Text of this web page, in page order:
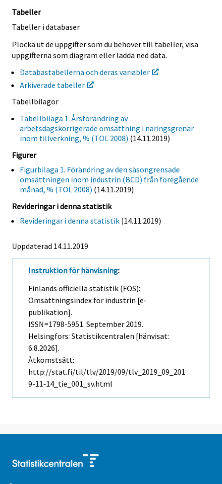
Tabeller
Tabeller i databaser
Plocka ut de uppgifter som du behöver till tabeller, visa
uppgifterna som diagram eller ladda ned data.
Databastabellerna och deras variabler
Arkiverade tabeller
Tabellbilagor
Tabellbilaga 1. Årsförändring av
arbetsdagskorrigerade omsättning i näringsgrenar
inom tillverkning, % (TOL 2008) (14.11.2019)
Figurer
Figurbilaga 1. Förändring av den säsongrensade
omsättningen inom industrin (BCD) från föregående
månad, % (TOL 2008) (14.11.2019)
Revideringar i denna statistik
Revideringar i denna statistik (14.11.2019)
Uppdaterad 14.11.2019
Instruktion för hänvisning:
Finlands officiella statistik (FOS):
Omsättningsindex för industrin [e-
publikation].
ISSN=1798-5951. September 2019.
Helsingfors: Statistikcentralen [hänvisat:
6.8.2026].
Åtkomstsätt:
http://stat.fi/til/tlv/2019/09/tlv_2019_09_201
9-11-14_tie_001_sv.html